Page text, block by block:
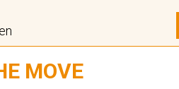
MOVE